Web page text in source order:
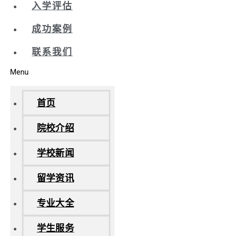
入学评估
成功案例
联系我们
Menu
首页
院校介绍
学校新闻
留学资讯
专业大全
学生服务